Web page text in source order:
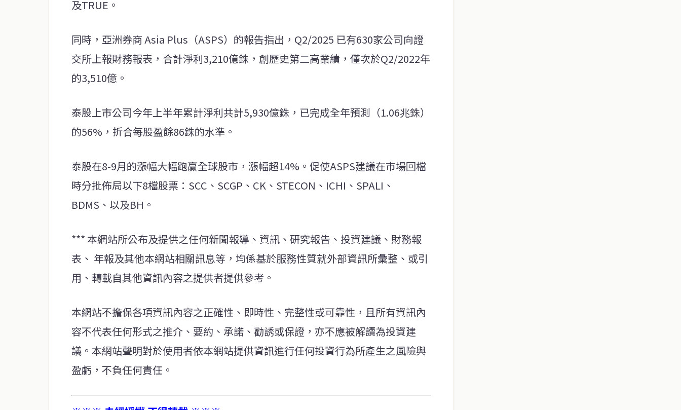
及TRUE。
同時，亞洲券商 Asia Plus（ASPS）的報告指出，Q2/2025 已有630家公司向證
交所上報財務報表，合計淨利3,210億銖，創歷史第二高業績，僅次於Q2/2022年
的3,510億。
泰股上市公司今年上半年累計淨利共計5,930億銖，已完成全年預測（1.06兆銖）
的56%，折合每股盈餘86銖的水準。
泰股在8-9月的漲幅大幅跑贏全球股市，漲幅超14%。促使ASPS建議在市場回檔
時分批佈局以下8檔股票：SCC、SCGP、CK、STECON、ICHI、SPALI、
BDMS、以及BH。
*** 本網站所公布及提供之任何新聞報導、資訊、研究報告、投資建議、財務報
表、 年報及其他本網站相關訊息等，均係基於服務性質就外部資訊所彙整、或引
用、轉載自其他資訊內容之提供者提供參考。
本網站不擔保各項資訊內容之正確性、即時性、完整性或可靠性，且所有資訊內
容不代表任何形式之推介、要約、承諾、勸誘或保證，亦不應被解讀為投資建
議。本網站聲明對於使用者依本網站提供資訊進行任何投資行為所產生之風險與
盈虧，不負任何責任。